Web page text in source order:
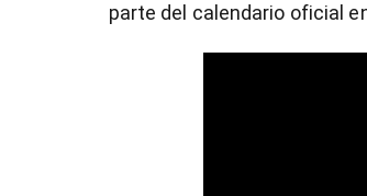
parte del calendario oficial